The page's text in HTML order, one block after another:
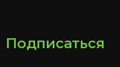
Подписаться